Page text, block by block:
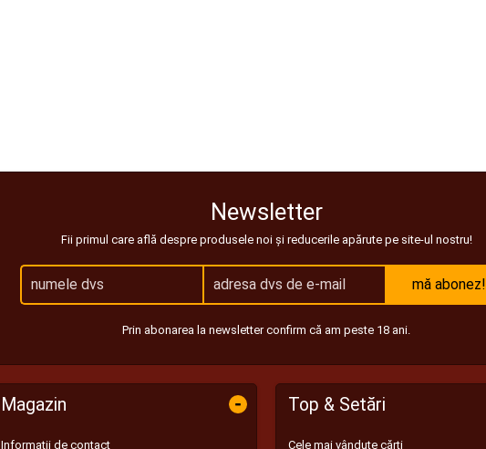
Newsletter
Fii primul care află despre produsele noi și reducerile apărute pe site-ul nostru!
mă abonez!
Prin abonarea la newsletter confirm că am peste 18 ani.
Magazin -
Informații de contact
Top & Setări
Cele mai vândute cărți